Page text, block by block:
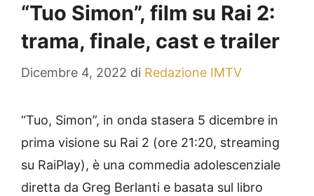
“Tuo Simon”, film su Rai 2:
trama, finale, cast e trailer
Dicembre 4, 2022 di Redazione IMTV
“Tuo, Simon”, in onda stasera 5 dicembre in
prima visione su Rai 2 (ore 21:20, streaming
su RaiPlay), è una commedia adolescenziale
diretta da Greg Berlanti e basata sul libro